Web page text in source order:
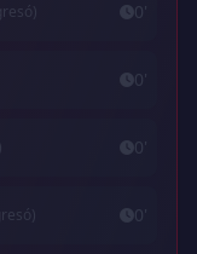
0'
0'
0'
0'